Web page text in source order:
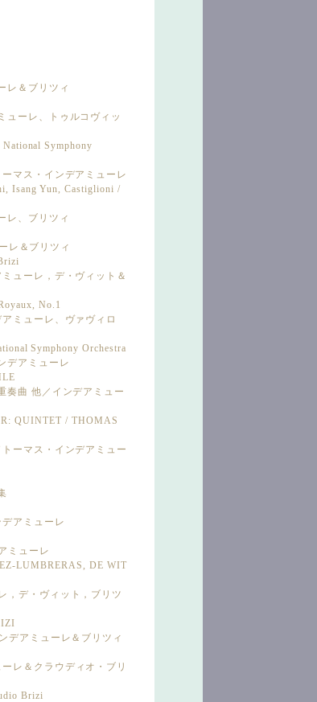
レ＆ブリツィ
ーレ、トゥルコヴィッ
Symphony
マス・インデアミューレ
Isang Yun, Castiglioni /
レ、ブリツィ
レ＆ブリツィ
ューレ，デ・ヴィット＆
No.1
ミューレ、ヴァヴィロ
Symphony Orchestra
デアミューレ
曲 他／インデアミュー
QUINTET / THOMAS
ーマス・インデアミュー
アミューレ
ミューレ
LUMBRERAS, DE WIT
，デ・ヴィット，ブリツ
デアミューレ＆ブリツィ
レ＆クラウディオ・ブリ
Brizi